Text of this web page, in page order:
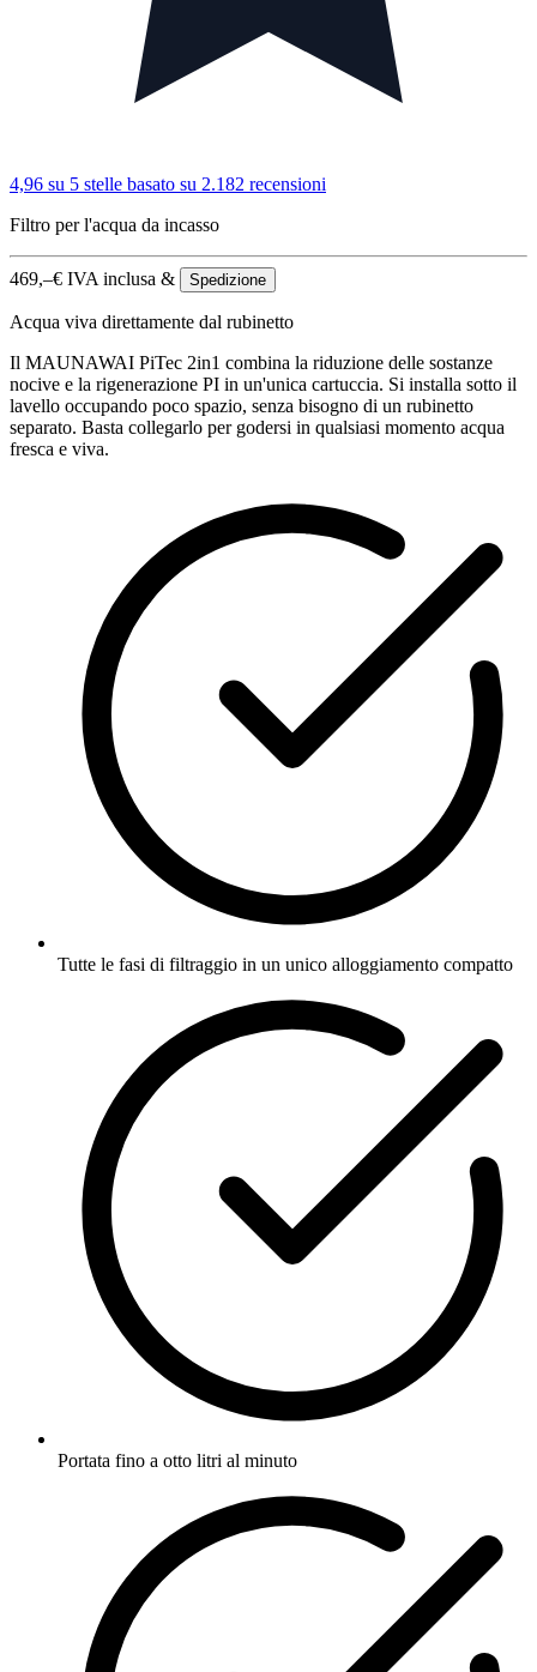
4,96 su 5 stelle basato su 2.182 recensioni
Filtro per l'acqua da incasso
469,–€ IVA inclusa & Spedizione
Acqua viva direttamente dal rubinetto
Il MAUNAWAI PiTec 2in1 combina la riduzione delle sostanze
nocive e la rigenerazione PI in un'unica cartuccia. Si installa sotto il
lavello occupando poco spazio, senza bisogno di un rubinetto
separato. Basta collegarlo per godersi in qualsiasi momento acqua
fresca e viva.
Tutte le fasi di filtraggio in un unico alloggiamento compatto
Portata fino a otto litri al minuto